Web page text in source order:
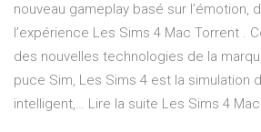
nouveau gameplay basé sur l’émotion,
l’expérience Les Sims 4 Mac Torrent .
des nouvelles technologies de la
puce Sim, Les Sims 4 est la simulation
intelligent,… Lire la suite Les Sims 4